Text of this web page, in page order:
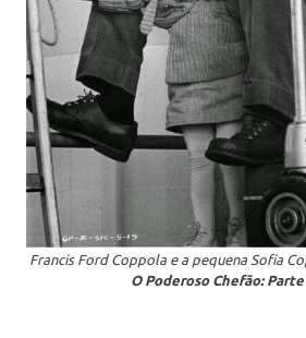
Francis Ford Coppola e a pequena Sofia
O Poderoso Chefão: